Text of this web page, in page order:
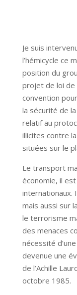
Je suis
l’hémicycle ce
position du
projet de loi de
convention
la sécurité de
relatif au
illicites contre
situées sur le
Le transport
économie, il
internationaux.
mais aussi sur
le terrorisme
des menaces
nécessité
devenue une
de l’Achille
octobre 1985.